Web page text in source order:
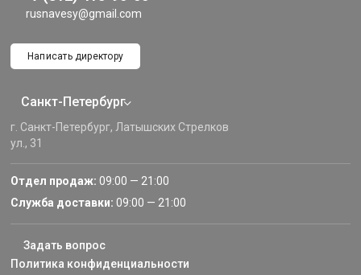
rusnavesy@gmail.com
Написать директору
Санкт-Петербург
г. Санкт-Петербург, Латышских Стрелков
ул., 31
Отдел продаж: 09:00 — 21:00
Служба доставки: 09:00 — 21:00
Задать вопрос
Политика конфиденциальности